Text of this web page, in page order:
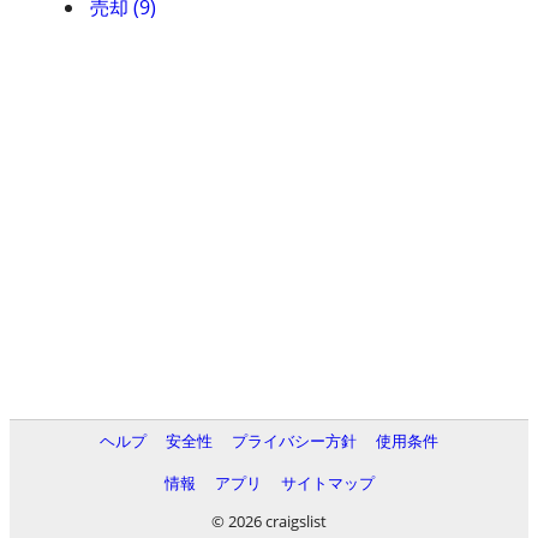
売却 (9)
ヘルプ 安全性 プライバシー方針
使用条件
情報
アプリ
サイトマップ
© 2026 craigslist